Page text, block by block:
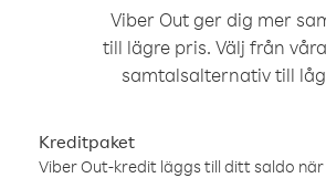
Viber Out ger dig mer
till lägre pris. Välj från
samtalsalternativ till
Kreditpaket
Viber Out-kredit läggs till ditt saldo